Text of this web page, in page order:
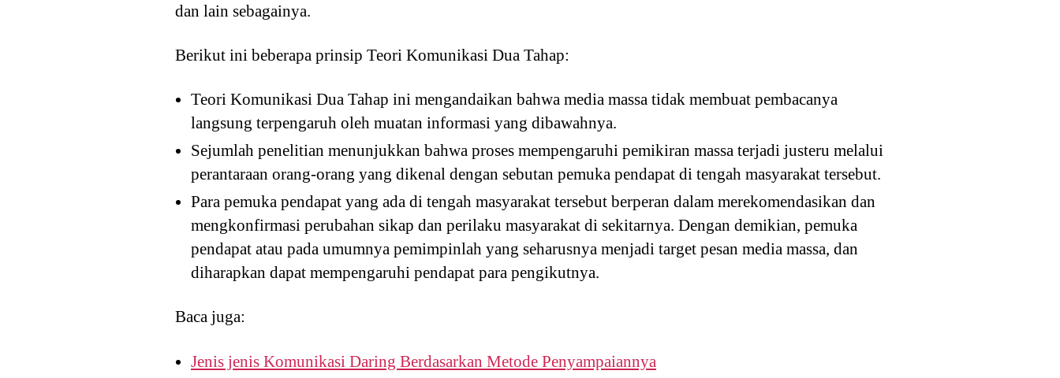
dan lain sebagainya.
Berikut ini beberapa prinsip Teori Komunikasi Dua Tahap:
Teori Komunikasi Dua Tahap ini mengandaikan bahwa media massa tidak membuat pembacanya
langsung terpengaruh oleh muatan informasi yang dibawahnya.
Sejumlah penelitian menunjukkan bahwa proses mempengaruhi pemikiran massa terjadi justeru melalui
perantaraan orang-orang yang dikenal dengan sebutan pemuka pendapat di tengah masyarakat tersebut.
Para pemuka pendapat yang ada di tengah masyarakat tersebut berperan dalam merekomendasikan dan
mengkonfirmasi perubahan sikap dan perilaku masyarakat di sekitarnya. Dengan demikian, pemuka
pendapat atau pada umumnya pemimpinlah yang seharusnya menjadi target pesan media massa, dan
diharapkan dapat mempengaruhi pendapat para pengikutnya.
Baca juga:
Jenis jenis Komunikasi Daring Berdasarkan Metode Penyampaiannya